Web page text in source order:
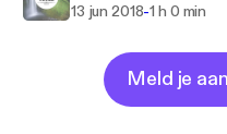
13 jun 2018-1 h 0 min
Meld je